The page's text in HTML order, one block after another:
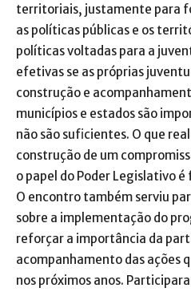
territoriais, justamente para
as políticas públicas e os
políticas voltadas para a
efetivas se as próprias
construção e
municípios e estados são
não são suficientes. O que
construção de um
o papel do Poder Legislativo
O encontro também serviu
sobre a implementação do
reforçar a importância da
acompanhamento das ações
nos próximos anos.